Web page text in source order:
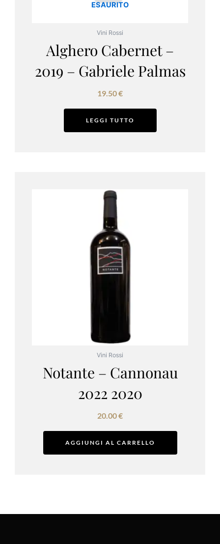
ESAURITO
Vini Rossi
Alghero Cabernet –
2019 – Gabriele Palmas
19.50€
LEGGI TUTTO
Vini Rossi
Notante – Cannonau
2022 2020
20.00€
AGGIUNGI AL CARRELLO